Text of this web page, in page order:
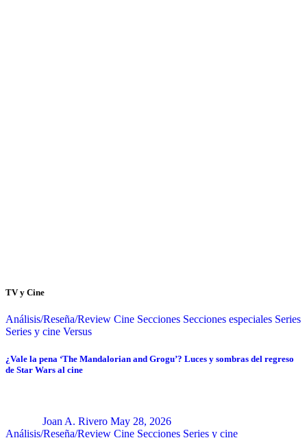
TV y Cine
Análisis/Reseña/Review Cine Secciones Secciones especiales Series
Series y cine Versus
¿Vale la pena ‘The Mandalorian and Grogu’? Luces y sombras del regreso
de Star Wars al cine
Joan A. Rivero May 28, 2026
Análisis/Reseña/Review Cine Secciones Series y cine